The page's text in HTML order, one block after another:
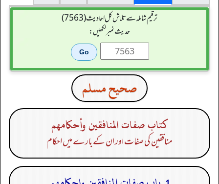
ترقیم شاملہ سے تلاش کل احادیث (7563)
حدیث نمبر لکھیں:
صحيح مسلم
كتاب صفات المنافقين وأحكامهم
منافقین کی صفات اور ان کے بارے میں احکام